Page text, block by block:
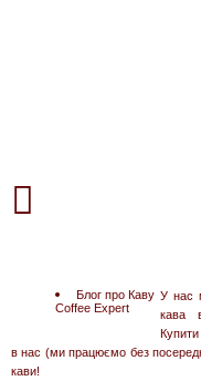
Блог про Каву
Coffee Expert
У нас
кава
в нас (ми працюємо без
кави!